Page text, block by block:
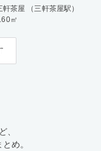
茶屋 （三軒茶屋駅）
㎡
、
め。